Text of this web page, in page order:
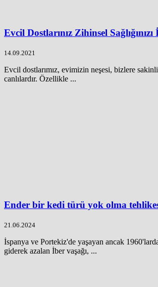
Evcil Dostlarınız Zihinsel
14.09.2021
Evcil dostlarımız, evimizin neşesi, bizlere
canlılardır. Özellikle ...
Ender bir kedi türü yok olma
21.06.2024
İspanya ve Portekiz'de yaşayan ancak
giderek azalan İber vaşağı, ...